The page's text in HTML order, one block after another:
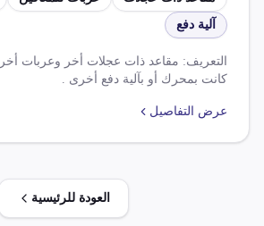
آلية دفع
التعريف: مقاعد ذات عجلات أخر وعربات أخر
كانت بمحرك أو بآلية دفع أخرى .
عرض التفاصيل
العودة للرئيسية